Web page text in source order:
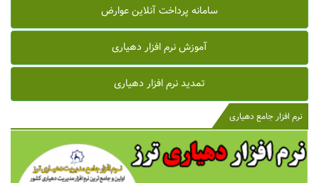
سامانه پرداخت آنلاین عوارض
آموزش نرم افزار دهیاری
تمدید نرم افزار دهیاری
نرم افزار جامع دهیاری